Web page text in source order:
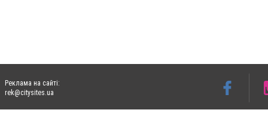
Реклама на сайті:
rek@citysites.ua